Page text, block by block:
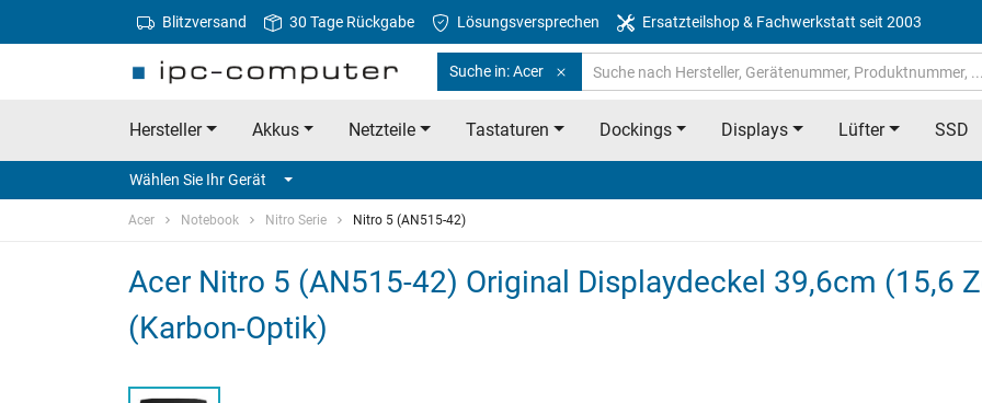
Blitzversand 30 Tage Rückgabe Lösungsversprechen Ersatzteilshop & Fachwerkstatt seit 2003
Suche in: Acer
Hersteller Akkus Netzteile Tastaturen Dockings Displays Lüfter SSD
Wählen Sie Ihr Gerät
Acer Notebook Nitro Serie Nitro 5 (AN515-42)
Acer Nitro 5 (AN515-42) Original Displaydeckel 39,6cm (15,6
(Karbon-Optik)